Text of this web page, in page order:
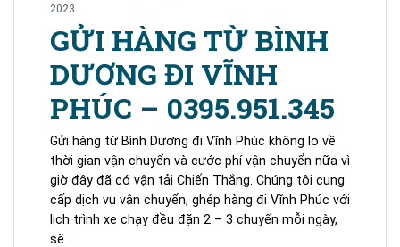
2023
GỬI HÀNG TỪ BÌNH
DƯƠNG ĐI VĨNH
PHÚC – 0395.951.345
Gửi hàng từ Bình Dương đi Vĩnh Phúc không lo về
thời gian vận chuyển và cước phí vận chuyển nữa vì
giờ đây đã có vận tải Chiến Thắng. Chúng tôi cung
cấp dịch vụ vận chuyển, ghép hàng đi Vĩnh Phúc với
lịch trình xe chạy đều đặn 2 – 3 chuyến mỗi ngày,
sẽ …